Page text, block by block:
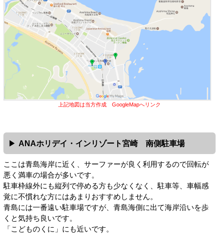
上記地図は当方作成 GoogleMapへリンク
ANAホリデイ・インリゾート宮崎 南側駐車場
ここは青島海岸に近く、サーファーが良く利用するので回転が
悪く満車の場合が多いです。
駐車枠線外にも縦列で停める方も少なくなく、駐車等、車幅感
覚に不慣れな方にはあまりおすすめしません。
青島には一番遠い駐車場ですが、青島海側に出て海岸沿いを歩
くと気持ち良いです。
「こどものくに」にも近いです。